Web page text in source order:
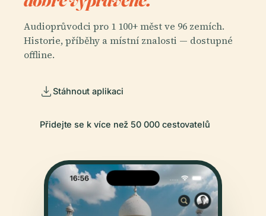
Audioprůvodci pro 1 100+ měst ve 96 zemích.
Historie, příběhy a místní znalosti — dostupné
offline.
Stáhnout aplikaci
Přidejte se k více než 50 000 cestovatelů